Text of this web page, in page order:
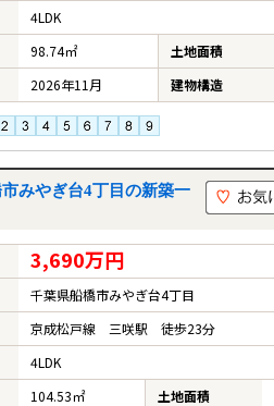
4LDK
98.74㎡ 土地面積
2026年11月 建物構造
みやぎ台4丁目の新築一
3,690万円
千葉県船橋市みやぎ台4丁目
京成松戸線 三咲駅 徒歩23分
4LDK
104.53㎡ 土地面積